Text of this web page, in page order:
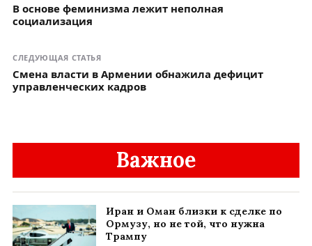
В основе феминизма лежит неполная
социализация
СЛЕДУЮЩАЯ СТАТЬЯ
Смена власти в Армении обнажила дефицит
управленческих кадров
Важное
Иран и Оман близки к сделке по
Ормузу, но не той, что нужна
Трампу